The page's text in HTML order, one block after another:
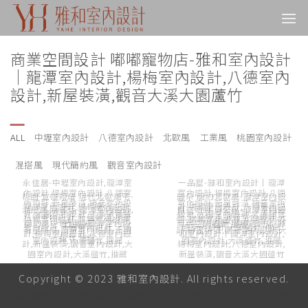
Skip
商業空間設計 嘟嘟寵物店-雅和室內設計
｜龍潭室內設計,楊梅室內設計,八德室內
設計,新屋裝潢,觀音大溪大園蘆竹
ALL 中壢室內設計 八德室內設計 北歐風 工業風 桃園室內設計
混搭風 現代簡約風 觀音室內設計
永佳居-中壢室內設計,龍潭室
內設計,楊梅室內設計,八德室
內設計,新屋裝潢,觀音室內設
計,大園室內設計,大溪觀音蘆
竹,推薦
一品墅-雅和室內設計｜龍潭
室內設計,楊梅室內設計,八德
室內設計,新屋裝潢,觀音室內
設計,大園室內設計,大溪觀音
蘆竹,推薦
桃園 宜雄翔耀 現代北歐風宅-
龍潭室內設計,楊梅室內設計,
八德室內設計,新屋裝潢,觀音
室內設計,大園室內設計,大溪
蘆竹,推薦
麗朵 簡約北歐風-龍潭室內設
計,楊梅室內設計,八德室內設
計,新屋裝潢,觀音室內設計,大
園室內設計,大溪蘆竹,推薦
混搭風 新都廷-龍潭室內設計,
楊梅室內設計,八德室內設計,
新屋裝潢,觀音室內設計,大園
室內設計,大溪蘆竹,推薦
自立新村 黃公館-龍潭室內設
計,楊梅室內設計,八德室內設
計,新屋裝潢,觀音室內設計,大
園室內設計,大溪蘆竹,推薦
簡約風中壢宜誠-龍潭室內設
計,楊梅室內設計,八德室內設
計,新屋裝潢,觀音室內設計,大
園室內設計,大溪蘆竹,推薦
商業空間設計 嘟嘟寵物店-雅
和室內設計｜龍潭室內設計,
楊梅室內設計,八德室內設計,
新屋裝潢,觀音大溪大園蘆竹
Copyright © 2023 雅和室內設計. All rights reserved.